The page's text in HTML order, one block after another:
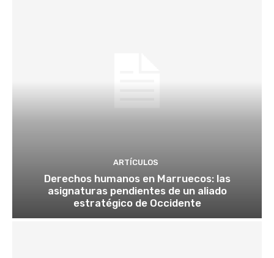
ARTÍCULOS
Derechos humanos en Marruecos: las
asignaturas pendientes de un aliado
estratégico de Occidente